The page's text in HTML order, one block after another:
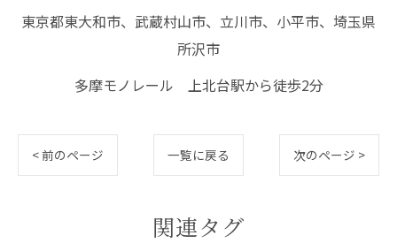
東京都東大和市、武蔵村山市、立川市、小平市、埼玉県
所沢市
多摩モノレール 上北台駅から徒歩2分
< 前のページ 一覧に戻る 次のページ >
関連タグ